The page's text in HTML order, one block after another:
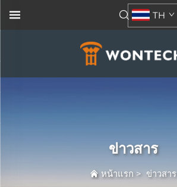
TH
ข่าวสาร
หน้าแรก > ข่าวสาร